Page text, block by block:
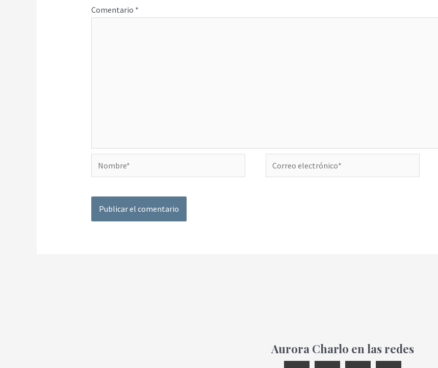
Comentario *
Nombre*
Correo
electrónico*
Aurora Charlo en las redes